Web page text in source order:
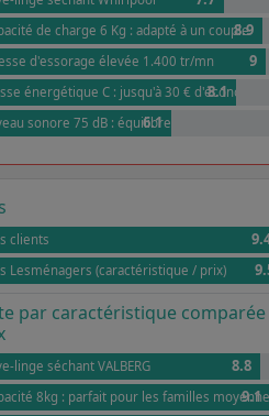
de charge 6 Kg : adapté à un couple
8.9
d'essorage élevée 1.400 tr/mn 9
énergétique C : jusqu'à 30 € 8.1
sonore 75 dB : équilibre parfait
6.1
clients
Lesménagers (caractéristique / prix)
par caractéristique comparée
linge séchant VALBERG 8.8
8kg : parfait pour les familles moyennes
9.1